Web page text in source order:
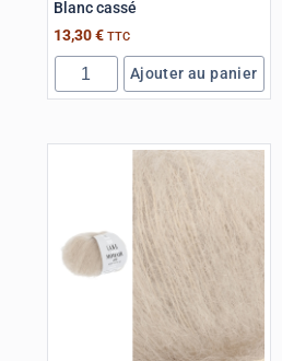
Blanc cassé
13,30€ TTC
Ajouter au panier